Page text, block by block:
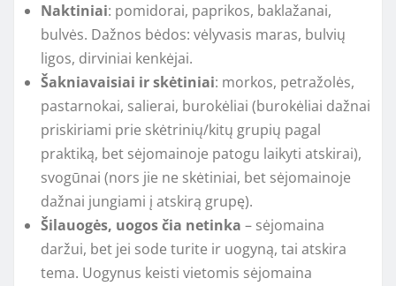
Naktiniai: pomidorai, paprikos, baklažanai,
bulvės. Dažnos bėdos: vėlyvasis maras, bulvių
ligos, dirviniai kenkėjai.
Šakniavaisiai ir skėtiniai: morkos, petražolės,
pastarnokai, salierai, burokėliai (burokėliai dažnai
priskiriami prie skėtrinių/kitų grupių pagal
praktiką, bet sėjomainoje patogu laikyti atskirai),
svogūnai (nors jie ne skėtiniai, bet sėjomainoje
dažnai jungiami į atskirą grupę).
Šilauogės, uogos čia netinka – sėjomaina
daržui, bet jei sode turite ir uogyną, tai atskira
tema. Uogynus keisti vietomis sėjomaina